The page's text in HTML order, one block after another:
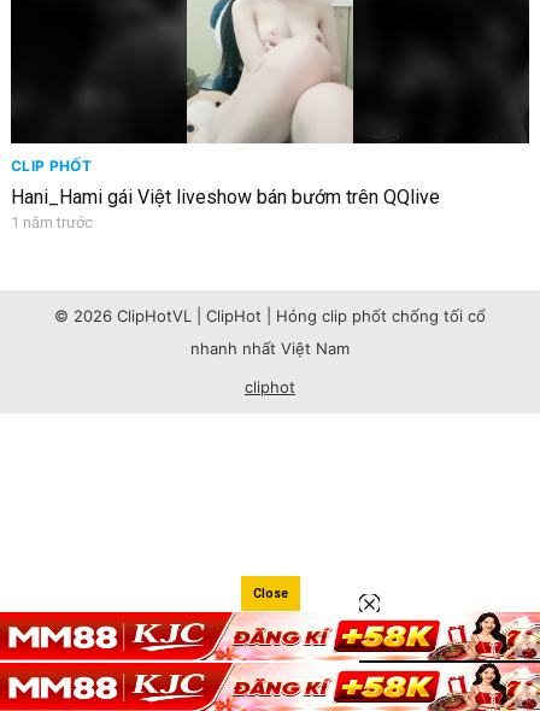
CLIP PHỐT
Hani_Hami gái Việt liveshow bán bướm trên QQlive
1 năm trước
© 2026 ClipHotVL | ClipHot | Hóng clip phốt chống tối cổ
nhanh nhất Việt Nam
cliphot
Close